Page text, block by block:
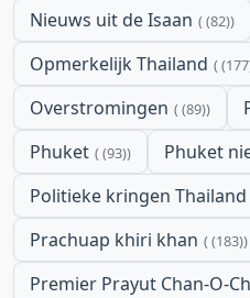
Nieuws uit de Isaan (82)
Opmerkelijk Thailand
Overstromingen (89)
Phuket (93) Phuket
Politieke kringen Thailand
Prachuap khiri khan (183)
Premier Prayut Chan-O-